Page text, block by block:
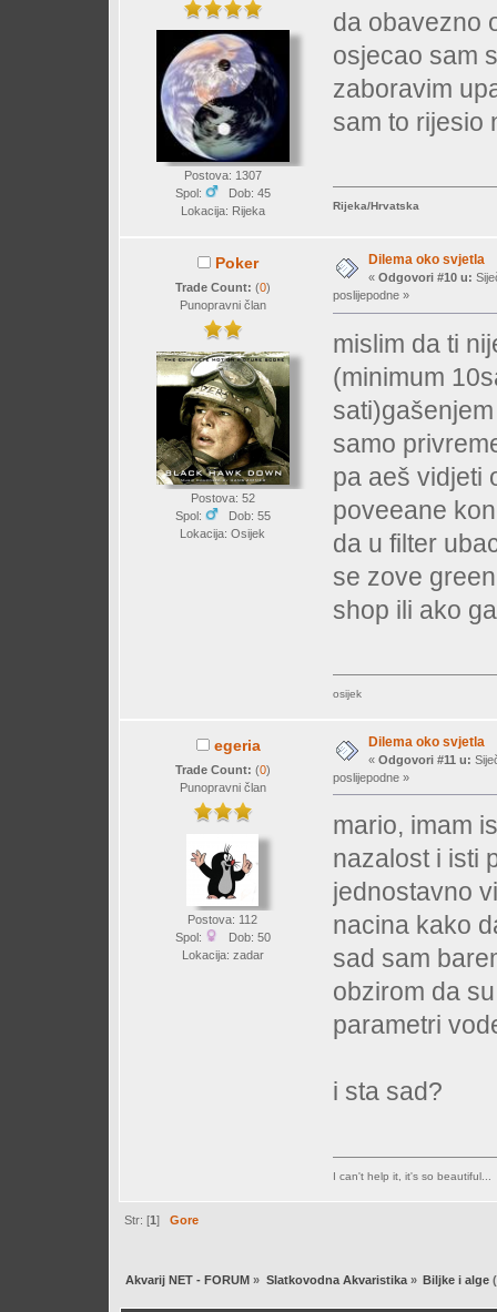
Postova: 1307
Spol:
Dob: 45
Lokacija: Rijeka
da obavezno
osjecao sam
zaboravim
sam to rijesio
Rijeka/Hrvatska
Poker
Trade Count: (0)
Punopravni član
Postova: 52
Spol:
Dob: 55
Lokacija: Osijek
Dilema oko svjetla
« Odgovori #10 u:
poslijepodne »
mislim da ti
(minimum
samo
pa aeš vidjeti
poveeane
da u filter
se zove
shop ili ako
osijek
egeria
Trade Count: (0)
Punopravni član
Postova: 112
Spol:
Dob: 50
Lokacija: zadar
Dilema oko svjetla
« Odgovori #11 u:
poslijepodne »
mario, imam
nazalost i isti
jednostavno
nacina kako
sad sam
obzirom da
parametri
i sta sad?
I can't help it, it's so beautiful...
Str: [1]Gore
Akvarij NET - FORUM » Slatkovodna Akvaristika» Biljke i alge